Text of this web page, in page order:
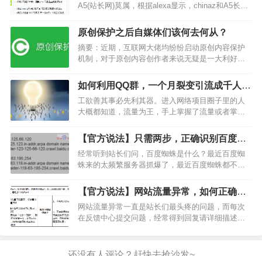
A5(站长网)莫属，根据alexa显示，chinaz和A5长期
个市场基本上被chinaz和短网址垄断。昨天读了牟
长青的《挂羊头卖猪肉的站长…
原创保护之后自媒体们该何去何从？
摘要：近期，互联网大佬均纷纷启动原创内容保护
机制，对于原创内容创作者来说无疑是一大利好，
联网不缺乏原创内容创作者，但是内容抄袭者多如
牛毛，依然成为盛行之风气。伴随着各大自媒体平
台纷纷加入原创内容保…
如何利用QQ群，一个月裂变引流成千人大
群
工欲善其事必先利其器。进入网络项目圈子里的人
大概都知道，流量为王，手上掌握了流量或者掌握
功了50%。圈子无非就是流量、项目点子、执行
力、以及运营。流量就是基础，无论做普通民宅还
是豪华别墅，都需要一…
【官方说法】只需两步，正确识别百度蜘
蛛
经常听到站长们问，百度蜘蛛是什么？最近百度蜘
蛛来的太频繁服务器抓爆了，最近百度蜘蛛都不来
想把IP加入白名单，但IP不固定，我们无法对外公
布。那怎么才能识别正确的百度蜘蛛呢？来来来，
以短网址站为例…
【官方说法】网站流量异常，如何正确反
馈？
网站流量异常一直是站长们最头疼的问题，而每次
在反馈中心提交问题，经常得到回复请详细描述您
馈。在反馈中心后台，值班员最常看到的反馈往往